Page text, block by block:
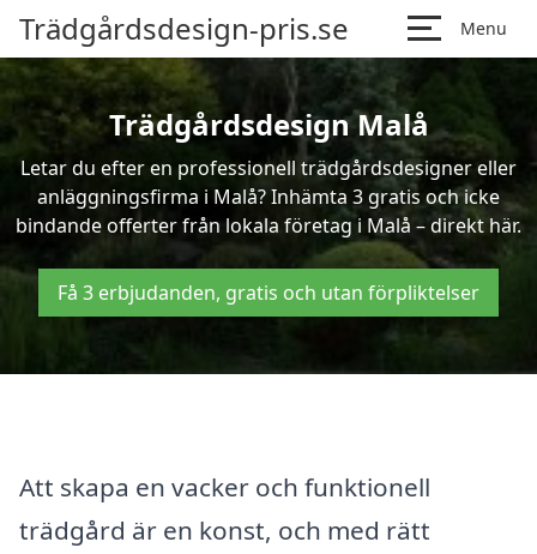
Trädgårdsdesign-pris.se Menu
Trädgårdsdesign Malå
Letar du efter en professionell trädgårdsdesigner eller
anläggningsfirma i Malå? Inhämta 3 gratis och icke
bindande offerter från lokala företag i Malå – direkt här.
Få 3 erbjudanden, gratis och utan förpliktelser
Att skapa en vacker och funktionell
trädgård är en konst, och med rätt